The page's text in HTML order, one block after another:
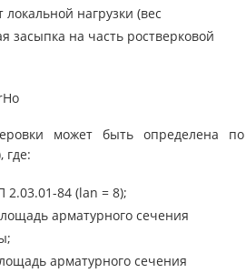
нагрузки (вес
засыпка на часть ростверковой
может быть определена по
где:
84 (lan = 8);
арматурного сечения
арматурного сечения